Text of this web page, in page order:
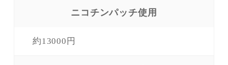
ニコチンパッチ使用
約13000円